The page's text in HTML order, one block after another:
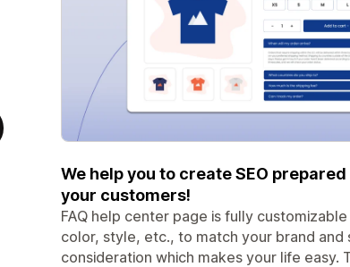
We help you to create SEO
your customers!
FAQ help center page is fully
color, style, etc., to match your brand
consideration which makes your life easy.